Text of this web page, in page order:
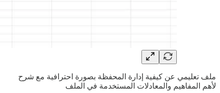
ملف تعليمي عن كيفية إدارة المحفظة بصورة احترافية مع شرح
لأهم المفاهيم والمعادلات المستخدمة في الملف